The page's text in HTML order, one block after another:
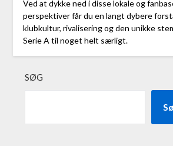
Ved at dykke ned i disse lokale og
perspektiver får du en langt dybere
klubkultur, rivalisering og den unikke
Serie A til noget helt særligt.
SØG